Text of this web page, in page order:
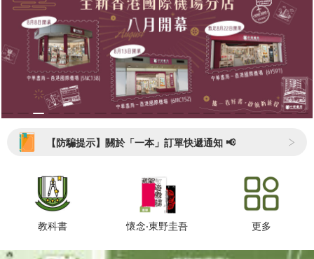
【防騙提示】關於「一本」訂單快遞通知 📢
教科書 懷念‧東野圭吾 更多